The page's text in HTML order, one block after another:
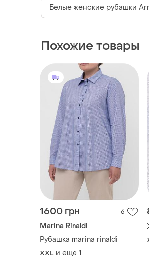
Белые женские рубашки
Похожие товары
1600 грн 6
Marina Rinaldi
Рубашка marina rinaldi
XXL и еще 1